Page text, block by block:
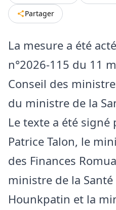
Partager
La mesure a été
n°2026-115 du 11
Conseil des
du ministre de la
Le texte a été signé
Patrice Talon, le
des Finances
ministre de la
Hounkpatin et la